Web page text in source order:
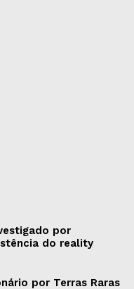
por
do reality
por Terras Raras